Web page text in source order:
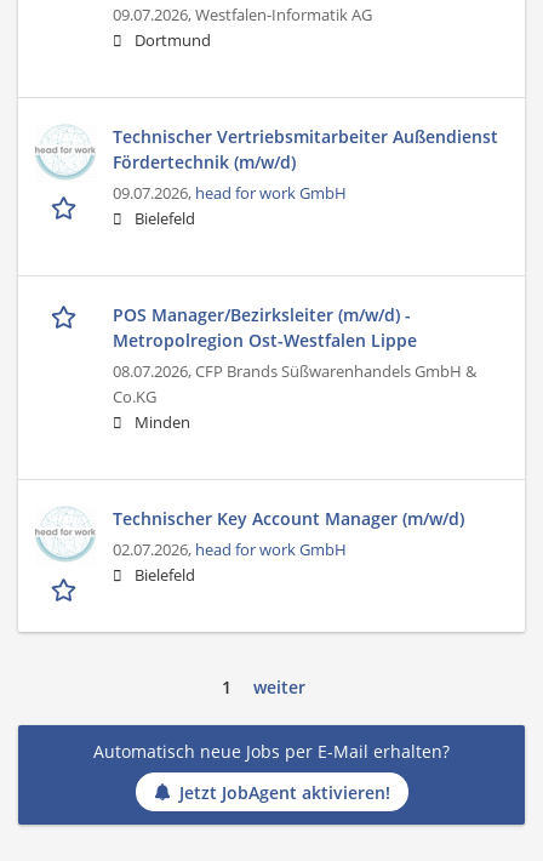
09.07.2026,Westfalen-Informatik AG
Dortmund
Technischer Vertriebsmitarbeiter Außendienst
Fördertechnik (m/w/d)
09.07.2026, head for work GmbH
Bielefeld
POS Manager/Bezirksleiter (m/w/d) -
Metropolregion Ost-Westfalen Lippe
08.07.2026,CFP Brands Süßwarenhandels GmbH &
Co.KG
Minden
Technischer Key Account Manager (m/w/d)
02.07.2026, head for work GmbH
Bielefeld
1 weiter
Automatisch neue Jobs per E-Mail erhalten?
Jetzt JobAgent aktivieren!